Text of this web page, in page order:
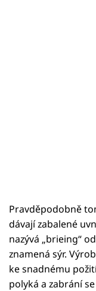
Pravděpodobně
dávají zabalené
nazývá „brieing“
znamená sýr.
ke snadnému
polyká a zabrání